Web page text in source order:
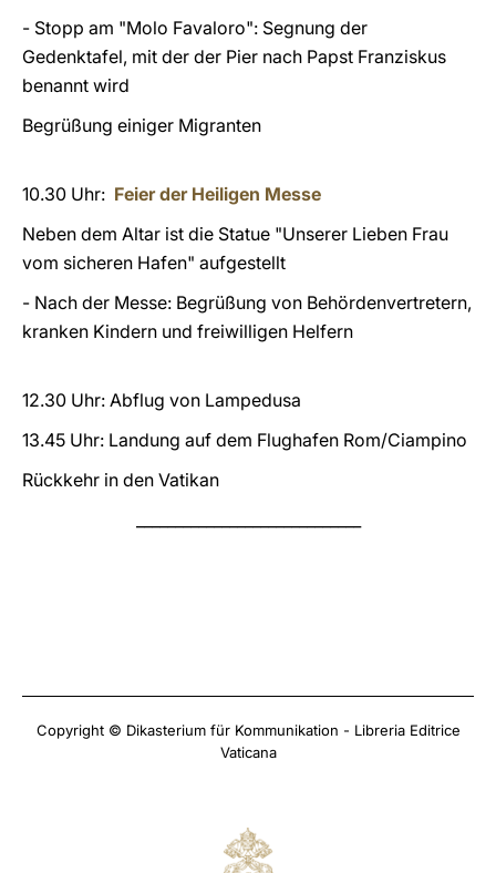
- Stopp am "Molo Favaloro": Segnung der
Gedenktafel, mit der der Pier nach Papst Franziskus
benannt wird
Begrüßung einiger Migranten
10.30 Uhr: Feier der Heiligen Messe
Neben dem Altar ist die Statue "Unserer Lieben Frau
vom sicheren Hafen" aufgestellt
- Nach der Messe: Begrüßung von Behördenvertretern,
kranken Kindern und freiwilligen Helfern
12.30 Uhr: Abflug von Lampedusa
13.45 Uhr: Landung auf dem Flughafen Rom/Ciampino
Rückkehr in den Vatikan
Copyright © Dikasterium für Kommunikation - Libreria Editrice
Vaticana